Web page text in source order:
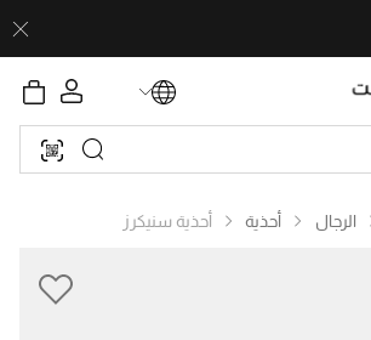
الرجال أحذية أحذية سنيكرز